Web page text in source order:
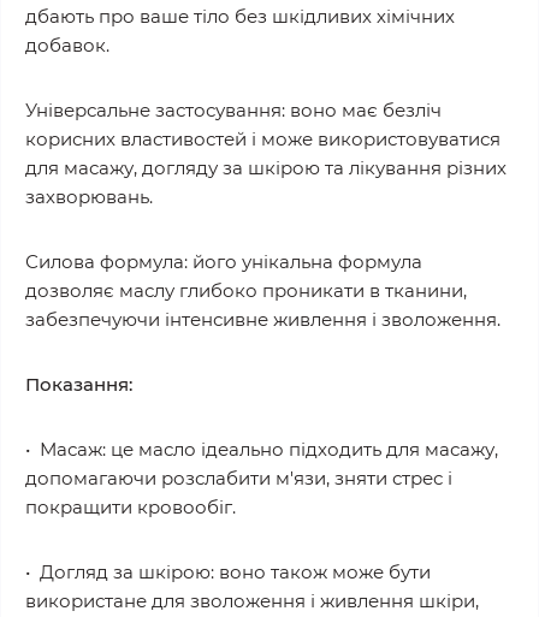
дбають про ваше тіло без шкідливих хімічних
добавок.
Універсальне застосування: воно має безліч
корисних властивостей і може використовуватися
для масажу, догляду за шкірою та лікування різних
захворювань.
Силова формула: його унікальна формула
дозволяє маслу глибоко проникати в тканини,
забезпечуючи інтенсивне живлення і зволоження.
Показання:
• Масаж: це масло ідеально підходить для масажу,
допомагаючи розслабити м'язи, зняти стрес і
покращити кровообіг.
• Догляд за шкірою: воно також може бути
використане для зволоження і живлення шкіри,